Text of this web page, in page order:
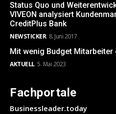
Status Quo und
VIVEON analysiert
CreditPlus Bank
NEWSTICKER 8. Juni 2017
Mit wenig Budget Mitarbeiter
AKTUELL 5. Mai 2023
Fachportale
Businessleader.today